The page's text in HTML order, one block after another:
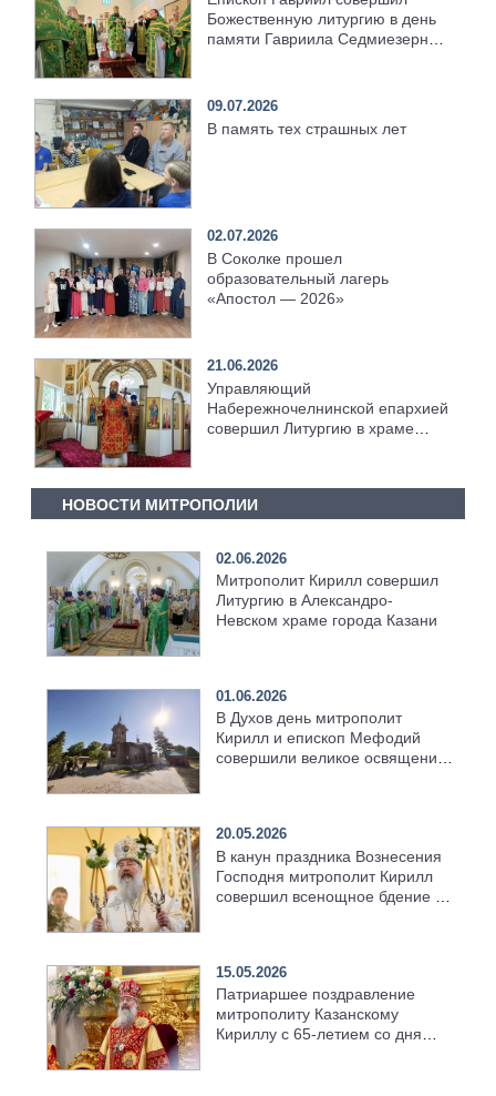
Божественную литургию в день
памяти Гавриила Седмиезерного
09.07.2026
В память тех страшных лет
02.07.2026
В Соколке прошел
образовательный лагерь
«Апостол — 2026»
21.06.2026
Управляющий
Набережночелнинской епархией
совершил Литургию в храме
НОВОСТИ МИТРОПОЛИИ
02.06.2026
Митрополит Кирилл совершил
Литургию в Александро-
Невском храме города Казани
01.06.2026
В Духов день митрополит
Кирилл и епископ Мефодий
совершили великое освящение
20.05.2026
В канун праздника Вознесения
Господня митрополит Кирилл
совершил всенощное бдение в
15.05.2026
Патриаршее поздравление
митрополиту Казанскому
Кириллу с 65-летием со дня